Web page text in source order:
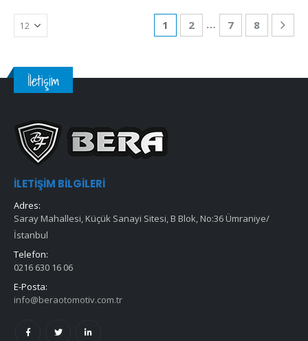
1 2 … 7 8
İletişim
İLETIŞIM BILGILERI
Adres:
Saray Mahallesi, Küçük Sanayi Sitesi, B Blok, No:36 Ümraniye/
İstanbul
Telefon:
0216 630 16 06
E-Posta:
info@beraotomotiv.com.tr